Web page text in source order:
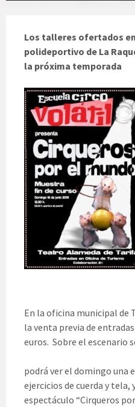
Los talleres ofertados
polideportivo de La
la próxima temporada
En la oficina municipal de
la venta previa de
euros. Sobre el escenario
podrá ver el domingo una
ejercicios de cuerda y tela,
espectáculo “Cirqueros